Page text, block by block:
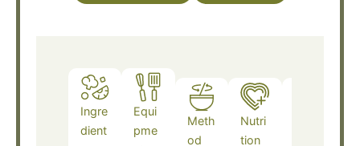
Ingre
dient
Equi
pme
Meth
od
Nutri
tion